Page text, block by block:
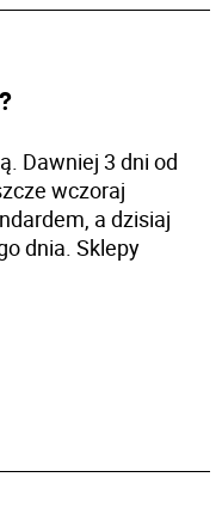
Dawniej 3 dni od
wczoraj
a dzisiaj
dnia. Sklepy